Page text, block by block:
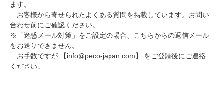
ます。
お客様から寄せられたよくある質問を掲載しています。お問い
合わせ前にご確認ください。
※「迷惑メール対策」をご設定の場合、こちらからの返信メール
をお送りできません。
お手数ですが 【info@peco-japan.com】 をご登録後にご連絡
ください。